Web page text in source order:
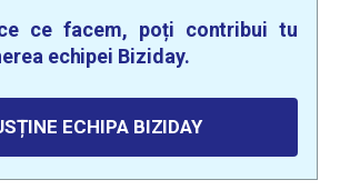
ce facem, poți contribui tu
echipei Biziday.
ECHIPA BIZIDAY